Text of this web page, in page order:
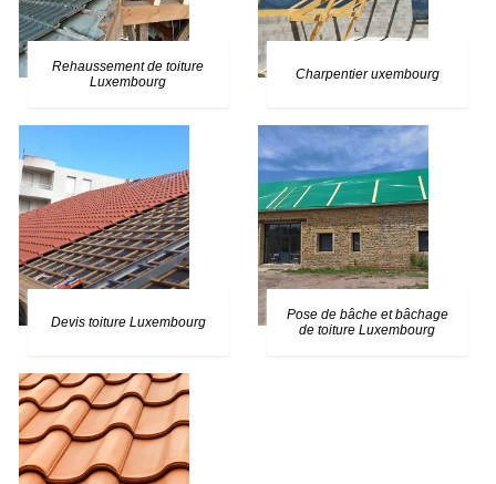
Rehaussement de toiture
Luxembourg
Charpentier uxembourg
Devis toiture Luxembourg
Pose de bâche et bâchage
de toiture Luxembourg